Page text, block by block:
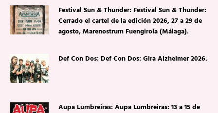
Festival Sun & Thunder: Festival Sun & Thunder:
Cerrado el cartel de la edición 2026, 27 a 29 de
agosto, Marenostrum Fuengirola (Málaga).
Def Con Dos: Def Con Dos: Gira Alzheimer 2026.
Aupa Lumbreiras: Aupa Lumbreiras: 13 a 15 de